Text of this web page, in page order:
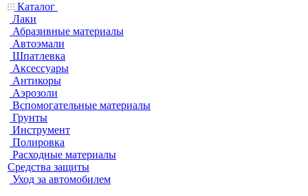
Каталог
Лаки
Абразивные материалы
Автоэмали
Шпатлевка
Аксессуары
Антикоры
Аэрозоли
Вспомогательные материалы
Грунты
Инструмент
Полировка
Расходные материалы
Средства защиты
Уход за автомобилем